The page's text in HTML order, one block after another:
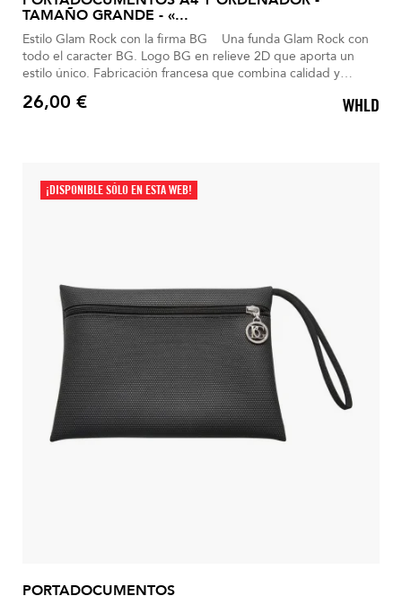
TAMAÑO GRANDE - «...
Estilo Glam Rock con la firma BG Una funda Glam Rock con
todo el caracter BG. Logo BG en relieve 2D que aporta un
estilo único. Fabricación francesa que combina calidad y
Diseño negro sobrio, con detalles refinados y cremallera BG
Precio
26,00 € WHLD
¡DISPONIBLE SÓLO EN ESTA WEB!
PORTADOCUMENTOS